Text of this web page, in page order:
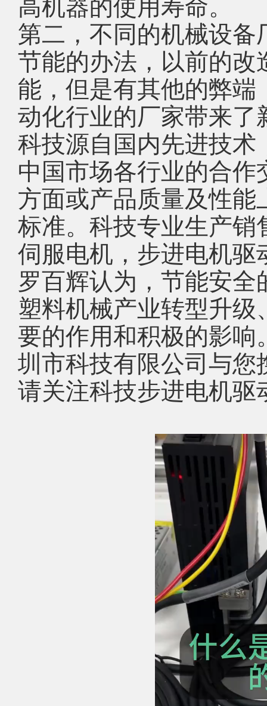
第二，不同的机械设
节能的办法，以前的
能，但是有其他的弊
动化行业的厂家带来了
科技源自国内先进技
中国市场各行业的合
方面或产品质量及性
标准。科技专业生产
伺服电机，步进电机
罗百辉认为，节能安
塑料机械产业转型升
要的作用和积极的影
圳市科技有限公司与
请关注科技步进电机驱